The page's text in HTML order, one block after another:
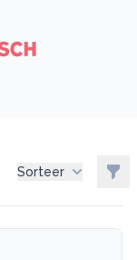
Sorteer